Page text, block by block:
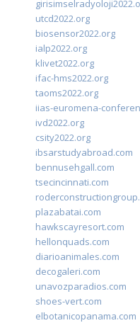
utcd2022.org
biosensor2022.org
ialp2022.org
klivet2022.org
ifac-hms2022.org
taoms2022.org
iias-euromena-
ivd2022.org
csity2022.org
ibsarstudyabroad.com
bennusehgall.com
tsecincinnati.com
plazabatai.com
hawkscayresort.com
hellonquads.com
diarioanimales.com
decogaleri.com
unavozparadios.com
shoes-vert.com
elbotanicopanama.com